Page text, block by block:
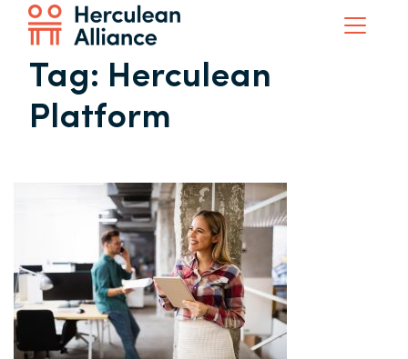
Tag: Herculean
Platform